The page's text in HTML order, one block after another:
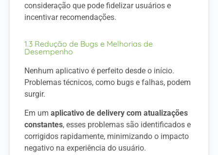
consideração que pode fidelizar usuários e
incentivar recomendações.
1.3 Redução de Bugs e Melhorias de
Desempenho
Nenhum aplicativo é perfeito desde o início.
Problemas técnicos, como bugs e falhas, podem
surgir.
Em um aplicativo de delivery com atualizações
constantes, esses problemas são identificados e
corrigidos rapidamente, minimizando o impacto
negativo na experiência do usuário.